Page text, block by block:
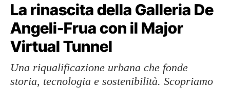
La rinascita della Galleria De
Angeli-Frua con il Major
Virtual Tunnel
Una riqualificazione urbana che fonde
storia, tecnologia e sostenibilità. Scopriamo